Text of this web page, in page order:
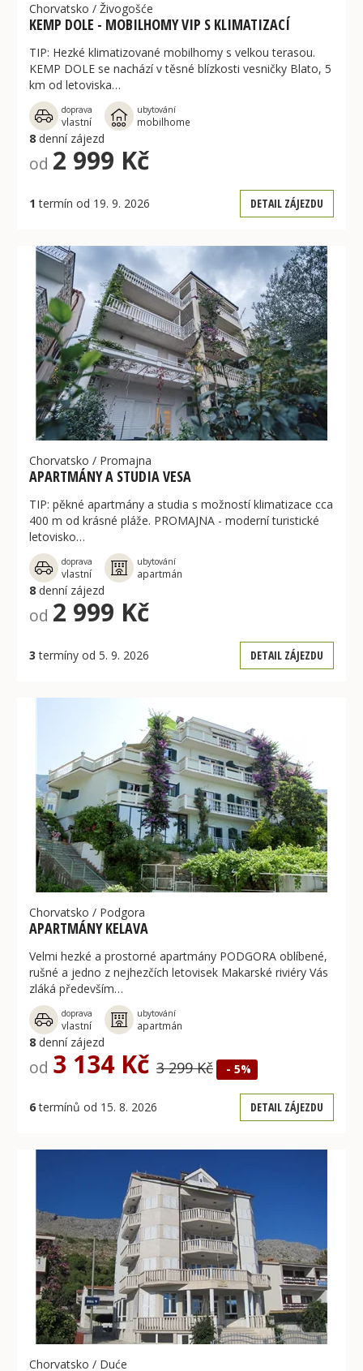
Chorvatsko / Živogošće
KEMP DOLE - MOBILHOMY VIP S KLIMATIZACÍ
TIP: Hezké klimatizované mobilhomy s velkou terasou.
KEMP DOLE se nachází v těsné blízkosti vesničky Blato, 5
km od letoviska…
doprava
vlastní
ubytování
mobilhome
8 denní zájezd
od 2 999 Kč
1 termín od 19. 9. 2026 DETAIL ZÁJEZDU
Chorvatsko / Promajna
APARTMÁNY A STUDIA VESA
TIP: pěkné apartmány a studia s možností klimatizace cca
400 m od krásné pláže. PROMAJNA - moderní turistické
letovisko…
doprava
vlastní
ubytování
apartmán
8 denní zájezd
od 2 999 Kč
3 termíny od 5. 9. 2026 DETAIL ZÁJEZDU
Chorvatsko / Podgora
APARTMÁNY KELAVA
Velmi hezké a prostorné apartmány PODGORA oblíbené,
rušné a jedno z nejhezčích letovisek Makarské riviéry Vás
zláká především…
doprava
vlastní
ubytování
apartmán
8 denní zájezd
od 3 134 Kč 3 299 Kč - 5%
6termínů od 15. 8. 2026 DETAIL ZÁJEZDU
Chorvatsko / Duće